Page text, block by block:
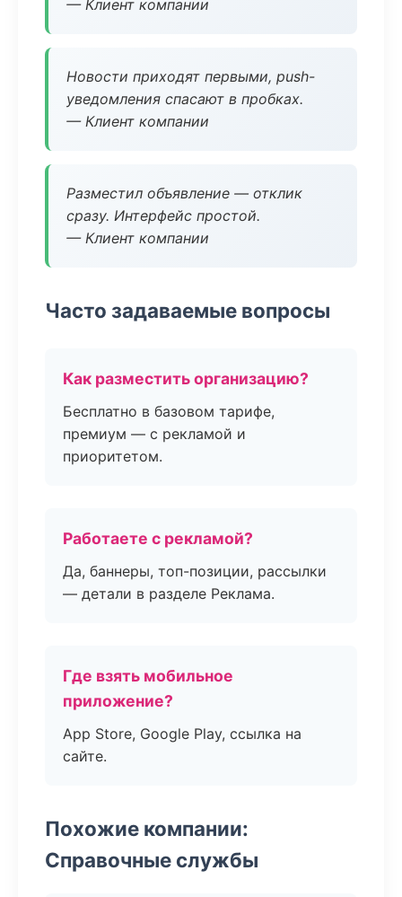
— Клиент компании
Новости приходят первыми, push-
уведомления спасают в пробках.
— Клиент компании
Разместил объявление — отклик
сразу. Интерфейс простой.
— Клиент компании
Часто задаваемые вопросы
Как разместить организацию?
Бесплатно в базовом тарифе,
премиум — с рекламой и
приоритетом.
Работаете с рекламой?
Да, баннеры, топ-позиции, рассылки
— детали в разделе Реклама.
Где взять мобильное
приложение?
App Store, Google Play, ссылка на
сайте.
Похожие компании:
Справочные службы